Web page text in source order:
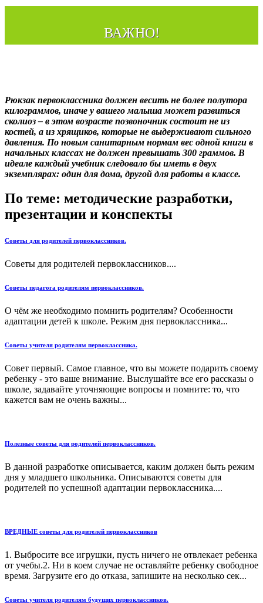
ВАЖНО!
Рюкзак первоклассника должен весить не более полутора
килограммов, иначе у вашего малыша может развиться
сколиоз – в этом возрасте позвоночник состоит не из
костей, а из хрящиков, которые не выдерживают сильного
давления. По новым санитарным нормам вес одной книги в
начальных классах не должен превышать 300 граммов. В
идеале каждый учебник следовало бы иметь в двух
экземплярах: один для дома, другой для работы в классе.
По теме: методические разработки,
презентации и конспекты
Советы для родителей первоклассников.
Советы для родителей первоклассников....
Советы педагога родителям первоклассников.
О чём же необходимо помнить родителям? Особенности
адаптации детей к школе. Режим дня первоклассника...
Советы учителя родителям первоклассника.
Совет первый. Самое главное, что вы можете подарить своему
ребенку - это ваше внимание. Выслушайте все его рассказы о
школе, задавайте уточняющие вопросы и помните: то, что
кажется вам не очень важны...
Полезные советы для родителей первоклассников.
В данной разработке описывается, каким должен быть режим
дня у младшего школьника. Описываются советы для
родителей по успешной адаптации первоклассника....
ВРЕДНЫЕ советы для родителей первоклассников
1. Выбросите все игрушки, пусть ничего не отвлекает ребенка
от учебы.2. Ни в коем случае не оставляйте ребенку свободное
время. Загрузите его до отказа, запишите на несколько сек...
Советы учителя родителям будущих первоклассников.